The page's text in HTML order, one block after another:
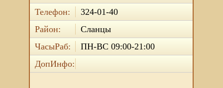
Телефон:
324-01-40
Район:
Сланцы
ЧасыРаб:
ПН-ВС 09:00-21:00
ДопИнфо: